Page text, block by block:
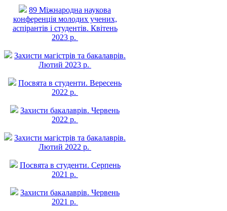
89 Міжнародна наукова
конференція молодих учених,
аспірантів і студентів. Квітень
2023 р.
Захисти магістрів та бакалаврів.
Лютий 2023 р.
Посвята в студенти. Вересень
2022 р.
Захисти бакалаврів. Червень
2022 р.
Захисти магістрів та бакалаврів.
Лютий 2022 р.
Посвята в студенти. Серпень
2021 р.
Захисти бакалаврів. Червень
2021 р.